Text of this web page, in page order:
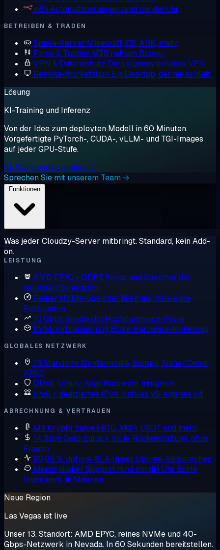
n8n Automatisierungen rund um die Uhr
BETREIBEN & TRADEN
Spiele-Server Minecraft, CS, ARK, mehr
Forex & Trading MT5 nah am Broker
VPN & Datenschutz Dein eigenes privates VPN
Remote-Workstation Ein Desktop, der nie schläft
Lösung
KI-Training und Inferenz
Von der Idee zum deployten Modell in 60 Minuten.
Vorgefertigte PyTorch-, CUDA-, vLLM- und TGI-Images
auf jeder GPU-Stufe.
KI-Workloads ansehen →
Sprechen Sie mit unserem Team →
Was jeder Cloudzy-Server mitbringt. Standard, kein Add-
on.
LEISTUNG
AMD EPYC + DDR5 Kerne und Speicher der
neuesten Generation
Reiner NVMe-Speicher Niemals rotierende
Festplatten
10 Gbps Bandwidth Hochdurchsatz-Pläne
KVM-Virtualisierung Echte Hardware-Isolierung
GLOBALES NETZWERK
13 Standorte Nordamerika, Europa, Naher Osten,
APAC
DDoS Schutz Angriffsabwehr integriert
IPv6 + dediziertes IPv4 Natives v6, eigenes v4
ABRECHNUNG & VERTRAUEN
Mit Krypto zahlen BTC, XMR, USDT und mehr
14 Tage Geld-zurück Volle Rückerstattung, ohne
Fragen
99,95 % Uptime-SLA Unser Uptime-Versprechen
Menschlicher Support rund um die Uhr Echte
Ingenieure, in Minuten
Neue Region
Las Vegas ist live
Unser 13. Standort: AMD EPYC, reines NVMe und 40-
Gbps-Netzwerk in Nevada. In 60 Sekunden bereitstellen.